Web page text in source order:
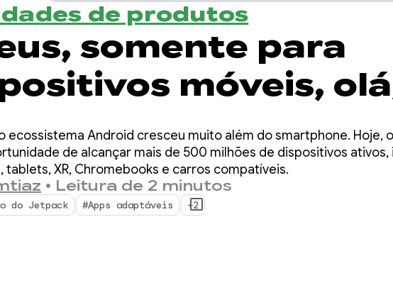
de produtos
somente para
móveis,
três
essenciais
para criar apps
ecossistema Android cresceu muito além do smartphone. Hoje,
de alcançar mais de 500 milhões de dispositivos
tablets, XR, Chromebooks e carros compatíveis.
• Leitura de 2 minutos
do Jetpack #Apps adaptáveis +2